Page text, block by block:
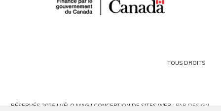
TOUS DROITS
RÉSERVÉS 2026 | VÉLO MAG | CONCEPTION DE SITES WEB : PAR DESIGN,